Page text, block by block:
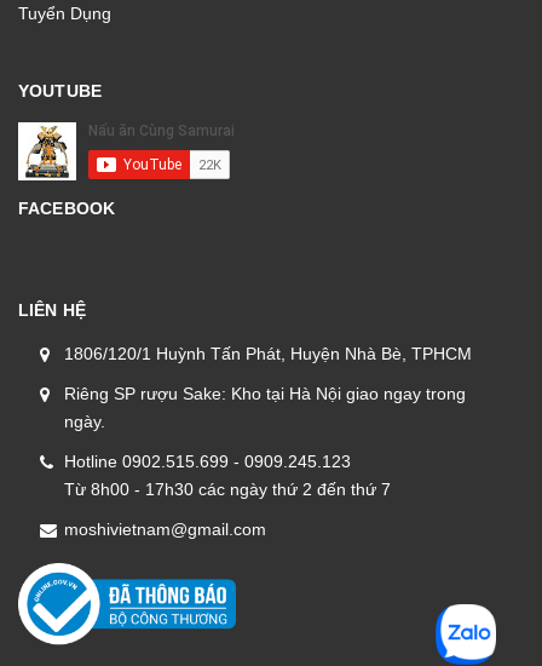
Tuyển Dụng
YOUTUBE
FACEBOOK
LIÊN HỆ
1806/120/1 Huỳnh Tấn Phát, Huyện Nhà Bè, TPHCM
Riêng SP rượu Sake: Kho tại Hà Nội giao ngay trong
ngày.
Hotline 0902.515.699 - 0909.245.123
Từ 8h00 - 17h30 các ngày thứ 2 đến thứ 7
moshivietnam@gmail.com